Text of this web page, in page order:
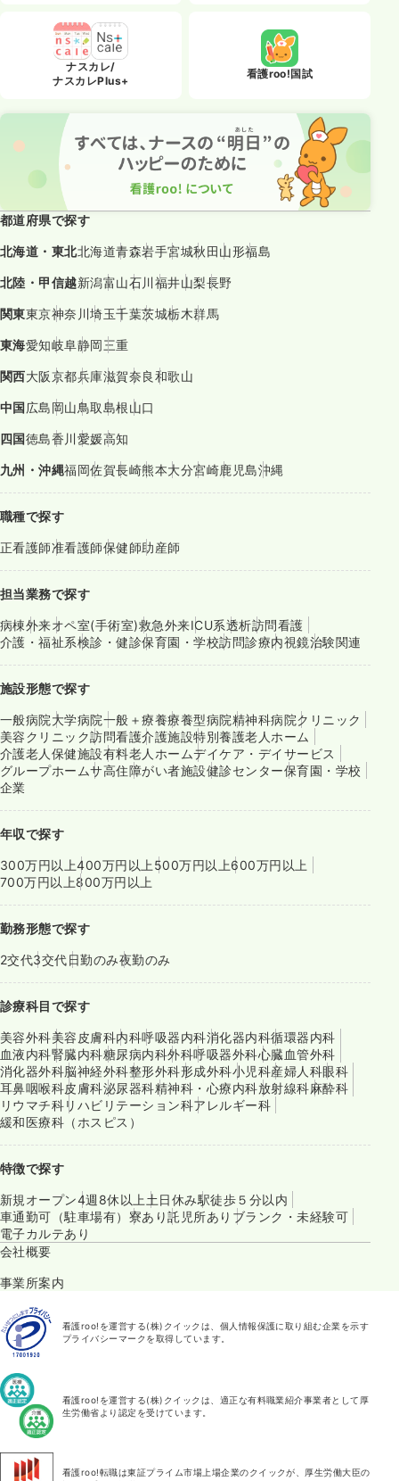
ナスカレ/
ナスカレPlus+
看護roo!国試
都道府県で探す
北海道・東北北海道青森岩手宮城秋田山形福島
北陸・甲信越新潟富山石川福井山梨長野
関東東京神奈川埼玉千葉茨城栃木群馬
東海愛知岐阜静岡三重
関西大阪京都兵庫滋賀奈良和歌山
中国広島岡山鳥取島根山口
四国徳島香川愛媛高知
九州・沖縄福岡佐賀長崎熊本大分宮崎鹿児島沖縄
職種で探す
正看護師准看護師保健師助産師
担当業務で探す
病棟外来オペ室(手術室)救急外来ICU系透析訪問看護
介護・福祉系検診・健診保育園・学校訪問診療内視鏡治験関連
施設形態で探す
一般病院大学病院一般＋療養療養型病院精神科病院クリニック
美容クリニック訪問看護介護施設特別養護老人ホーム
介護老人保健施設有料老人ホームデイケア・デイサービス
グループホームサ高住障がい者施設健診センター保育園・学校
企業
年収で探す
300万円以上400万円以上 500万円以上600万円以上
700万円以上800万円以上
勤務形態で探す
2交代3交代日勤のみ夜勤のみ
診療科目で探す
美容外科美容皮膚科内科呼吸器内科消化器内科循環器内科
血液内科腎臓内科糖尿病内科外科呼吸器外科心臓血管外科
消化器外科脳神経外科整形外科形成外科小児科産婦人科眼科
耳鼻咽喉科皮膚科泌尿器科精神科・心療内科放射線科麻酔科
リウマチ科リハビリテーション科アレルギー科
緩和医療科（ホスピス）
特徴で探す
新規オープン4週8休以上 土日休み駅徒歩５分以内
車通勤可（駐車場有） 寮あり託児所あり ブランク・未経験可
電子カルテあり
会社概要
事業所案内
看護roo!を運営する(株)クイックは、個人情報保護に取り組む企業を示す
プライバシーマークを取得しています。
看護roo!を運営する(株)クイックは、適正な有料職業紹介事業者として厚
生労働省より認定を受けています。
看護roo!転職は東証プライム市場上場企業のクイックが、厚生労働大臣の